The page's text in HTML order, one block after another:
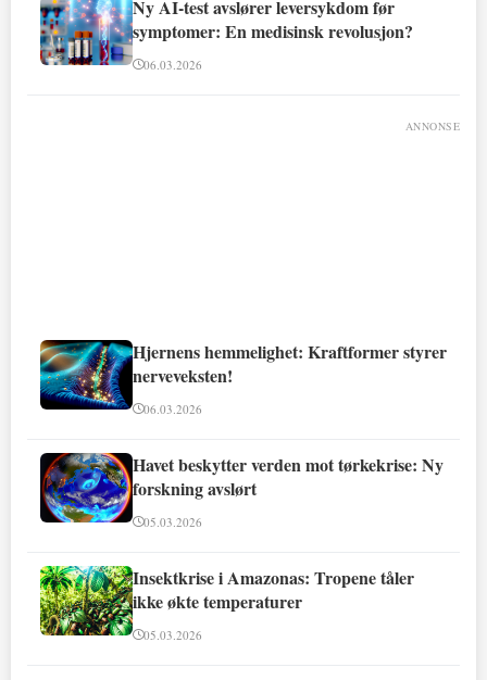
Ny AI-test avslører leversykdom før
symptomer: En medisinsk revolusjon?
06.03.2026
ANNONSE
Hjernens hemmelighet: Kraftformer styrer
nerveveksten!
06.03.2026
Havet beskytter verden mot tørkekrise: Ny
forskning avslørt
05.03.2026
Insektkrise i Amazonas: Tropene tåler
ikke økte temperaturer
05.03.2026